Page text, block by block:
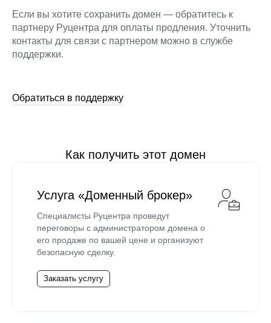
Если вы хотите сохранить домен — обратитесь к
партнеру Руцентра для оплаты продления. Уточнить
контакты для связи с партнером можно в службе
поддержки.
Обратиться в поддержку
Как получить этот домен
Услуга «Доменный брокер»
Специалисты Руцентра проведут
переговоры с администратором домена о
его продаже по вашей цене и организуют
безопасную сделку.
Заказать услугу